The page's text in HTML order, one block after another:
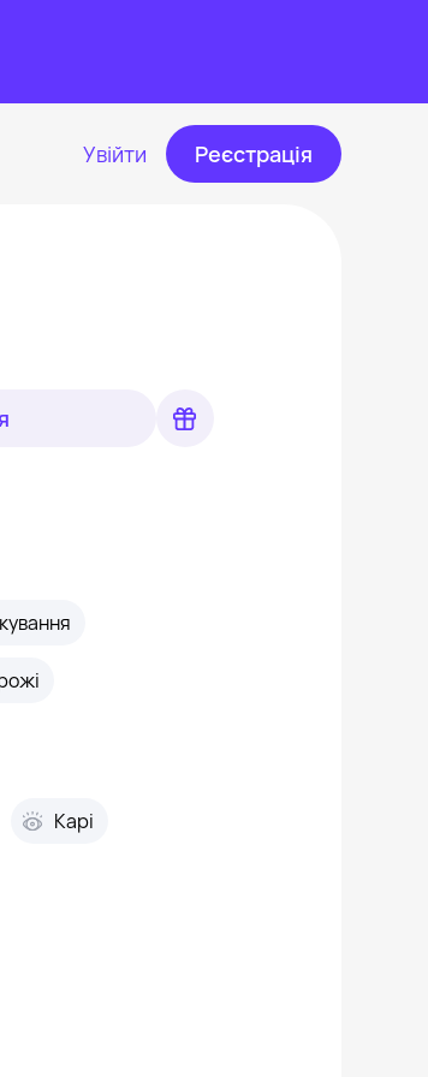
Увійти Реєстрація
Карі